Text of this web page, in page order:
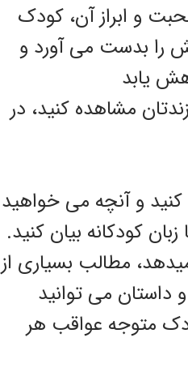
و ابراز آن، کودک
را بدست می آورد و
یابد
مشاهده کنید، در
و آنچه می خواهید
کودکانه بیان کنید.
مطالب بسیاری از
داستان می توانید
متوجه عواقب هر